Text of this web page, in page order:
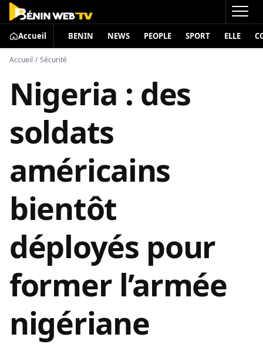
Accueil BENIN NEWS PEOPLE SPORT ELLE
Accueil / Sécurité
Nigeria : des
soldats
américains
bientôt
déployés pour
former l’armée
nigériane